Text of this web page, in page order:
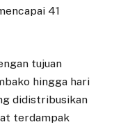
41
tujuan
hingga hari
didistribusikan
terdampak